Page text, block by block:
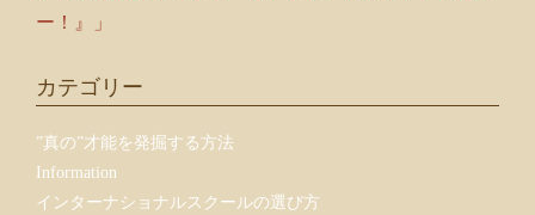
ー！』」
カテゴリー
”真の”才能を発掘する方法
Information
インターナショナルスクールの選び方